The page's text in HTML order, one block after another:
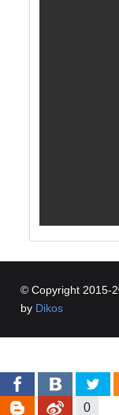
0
© Copyright 2015-
by Dikos